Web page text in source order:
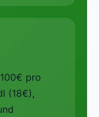
pro
(18€),